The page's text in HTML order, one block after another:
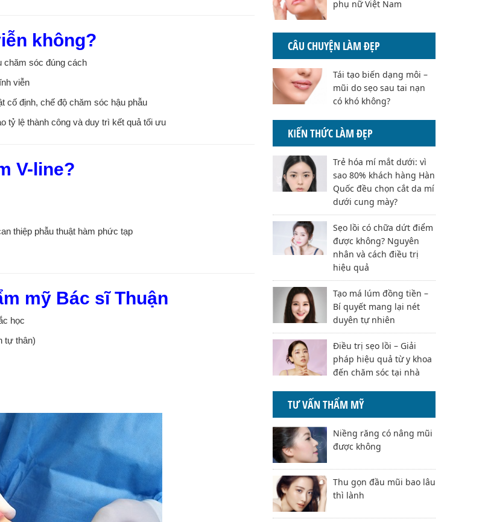
không?
chăm sóc đúng cách
viễn
cố định, chế độ chăm sóc hậu phẫu
tỷ lệ thành công và duy trì kết quả tối ưu
V-line?
thiệp phẫu thuật hàm phức tạp
mỹ Bác sĩ Thuận
học
tự thân)
phụ nữ Việt Nam
CÂU CHUYỆN LÀM ĐẸP
Tái tạo biến dạng môi –
mũi do sẹo sau tai nạn
có khó không?
KIẾN THỨC LÀM ĐẸP
Trẻ hóa mí mắt dưới: vì
sao 80% khách hàng Hàn
Quốc đều chọn cắt da mí
dưới cung mày?
Sẹo lồi có chữa dứt điểm
được không? Nguyên
nhân và cách điều trị
hiệu quả
Tạo má lúm đồng tiền –
Bí quyết mang lại nét
duyên tự nhiên
Điều trị sẹo lồi – Giải
pháp hiệu quả từ y khoa
đến chăm sóc tại nhà
TƯ VẤN THẨM MỸ
Niềng răng có nâng mũi
được không
Thu gọn đầu mũi bao lâu
thì lành